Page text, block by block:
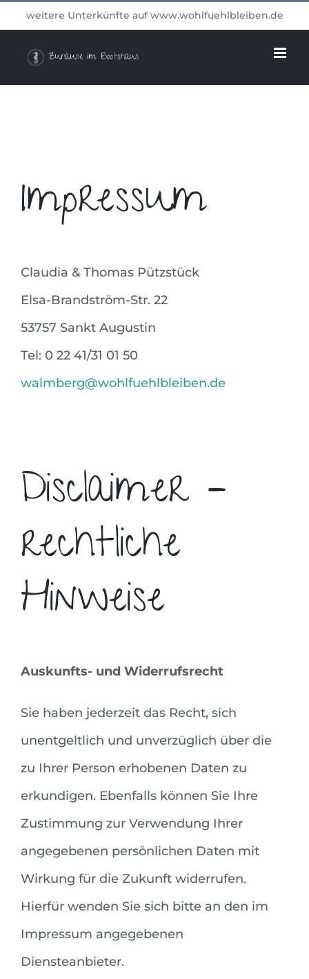
Zum
springen
weitere Unterkünfte aufwww.wohlfuehlbleiben.de
Impressum
Claudia & Thomas Pützstück
Elsa-Brandström-Str. 22
53757 Sankt Augustin
Tel: 0 22 41/31 01 50
walmberg@wohlfuehlbleiben.de
Disclaimer –
rechtliche
Hinweise
Auskunfts- und Widerrufsrecht
Sie haben jederzeit das Recht, sich
unentgeltlich und unverzüglich über die
zu Ihrer Person erhobenen Daten zu
erkundigen. Ebenfalls können Sie Ihre
Zustimmung zur Verwendung Ihrer
angegebenen persönlichen Daten mit
Wirkung für die Zukunft widerrufen.
Hierfür wenden Sie sich bitte an den im
Impressum angegebenen
Diensteanbieter.